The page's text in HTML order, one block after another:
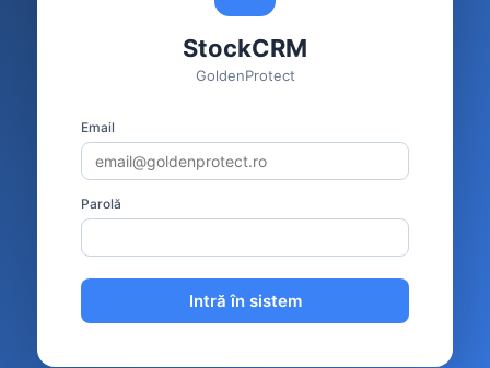
StockCRM
GoldenProtect
Email
Parolă
Intră în sistem